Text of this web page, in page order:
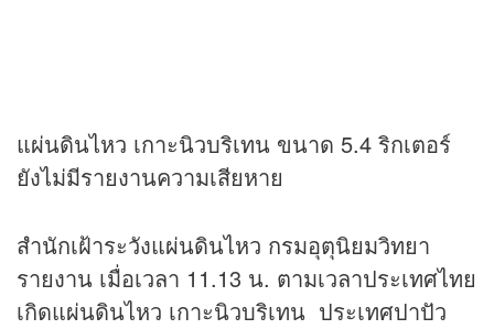
แผ่นดินไหว เกาะนิวบริเทน ขนาด 5.4 ริกเตอร์
ยังไม่มีรายงานความเสียหาย
สำนักเฝ้าระวังแผ่นดินไหว กรมอุตุนิยมวิทยา
รายงาน เมื่อเวลา 11.13 น. ตามเวลาประเทศไทย
เกิดแผ่นดินไหว เกาะนิวบริเทน ประเทศปาปัว